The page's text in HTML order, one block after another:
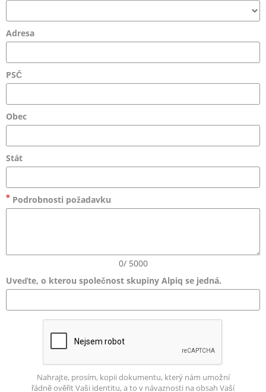
Adresa
PSČ
Obec
Stát
Podrobnosti požadavku
0/ 5000
Uveďte, o kterou společnost skupiny Alpiq se jedná.
Nahrajte, prosím, kopii dokumentu, který nám umožní
řádně ověřit Vaši identitu, a to v návaznosti na obsah Vaší